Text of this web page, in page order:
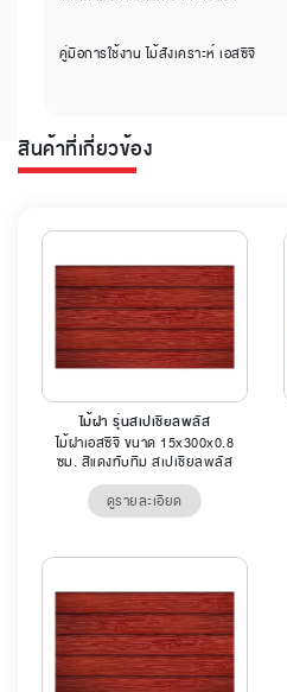
คู่มือการใช้งาน ไม้สังเคราะห์ เอสซีจี
สินค้าที่เกี่ยวข้อง
ไม้ฝา รุ่นสเปเชียลพลัส
ไม้ฝาเอสซีจี ขนาด 15x300x0.8
ซม. สีแดงทับทิม สเปเชียลพลัส
ดูรายละเอียด